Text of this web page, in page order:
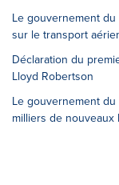
Le gouvernement
sur le transport
Déclaration du
Lloyd Robertson
Le gouvernement
milliers de nouveaux